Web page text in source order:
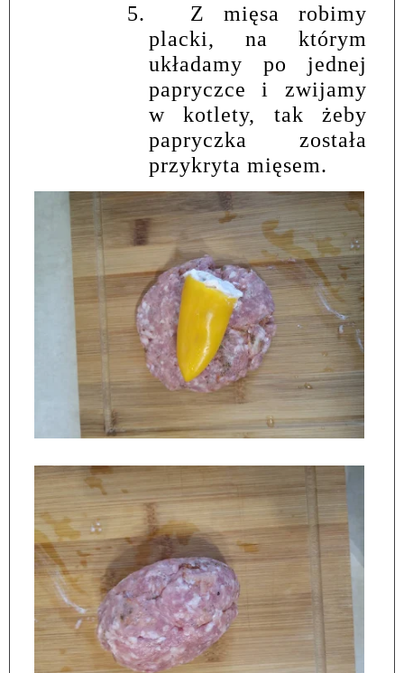
5.
Z mięsa robimy
placki, na którym
układamy po jednej
papryczce i zwijamy
w kotlety, tak żeby
papryczka została
przykryta mięsem.